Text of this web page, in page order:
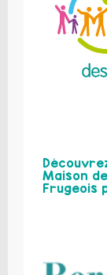
Maison
Frugeois